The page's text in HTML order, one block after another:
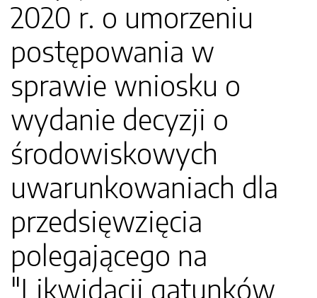
2020 r. o umorzeniu
postępowania w
sprawie wniosku o
wydanie decyzji o
środowiskowych
uwarunkowaniach dla
przedsięwzięcia
polegającego na
"Likwidacji gatunków